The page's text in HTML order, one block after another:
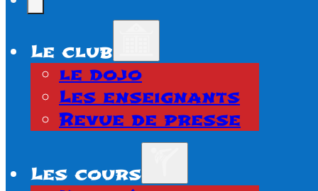
Le club
le dojo
Les enseignants
Revue de presse
Les cours